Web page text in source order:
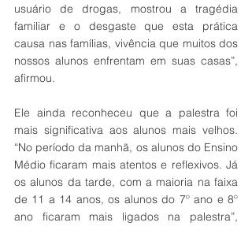
usuário de drogas, mostrou a tragédia
familiar e o desgaste que esta prática
causa nas famílias, vivência que muitos dos
nossos alunos enfrentam em suas casas”,
afirmou.
Ele ainda reconheceu que a palestra foi
mais significativa aos alunos mais velhos.
“No período da manhã, os alunos do Ensino
Médio ficaram mais atentos e reflexivos. Já
os alunos da tarde, com a maioria na faixa
de 11 a 14 anos, os alunos do 7º ano e 8º
ano ficaram mais ligados na palestra”,